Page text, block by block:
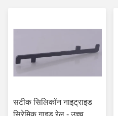
सटीक सिलिकॉन नाइट्राइड
सिरेमिक गाइड रेल - उच्च